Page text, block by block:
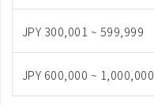
JPY 300,001 ~ 599,999
JPY 600,000 ~ 1,000,000